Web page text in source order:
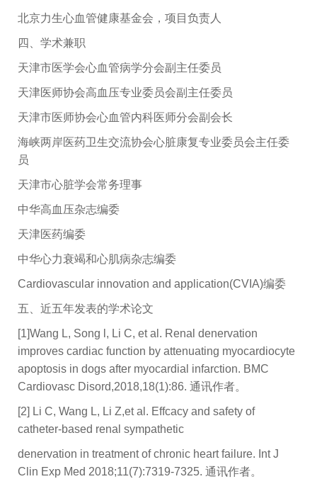
北京力生心血管健康基金会，项目负责人
四、学术兼职
天津市医学会心血管病学分会副主任委员
天津医师协会高血压专业委员会副主任委员
天津市医师协会心血管内科医师分会副会长
海峡两岸医药卫生交流协会心脏康复专业委员会主任委
员
天津市心脏学会常务理事
中华高血压杂志编委
天津医药编委
中华心力衰竭和心肌病杂志编委
Cardiovascular innovation and application(CVIA)编委
五、近五年发表的学术论文
[1]Wang L, Song l, Li C, et al. Renal denervation
improves cardiac function by attenuating myocardiocyte
apoptosis in dogs after myocardial infarction. BMC
Cardiovasc Disord,2018,18(1):86. 通讯作者。
[2] Li C, Wang L, Li Z,et al. Effcacy and safety of
catheter-based renal sympathetic
denervation in treatment of chronic heart failure. Int J
Clin Exp Med 2018;11(7):7319-7325. 通讯作者。